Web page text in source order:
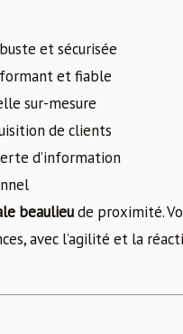
et sécurisée
et fiable
sur-mesure
de clients
d’information
beaulieude proximité.
avec l’agilité et la